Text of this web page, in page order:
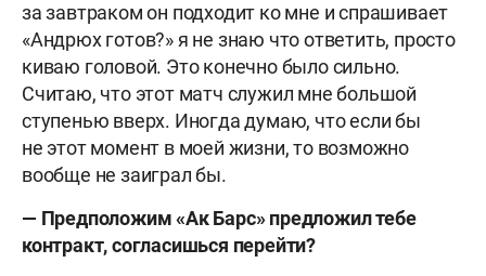
за завтраком он подходит ко мне и спрашивает
«Андрюх готов?» я не знаю что ответить, просто
киваю головой. Это конечно было сильно.
Считаю, что этот матч служил мне большой
ступенью вверх. Иногда думаю, что если бы
не этот момент в моей жизни, то возможно
вообще не заиграл бы.
— Предположим «Ак Барс» предложил тебе
контракт, согласишься перейти?